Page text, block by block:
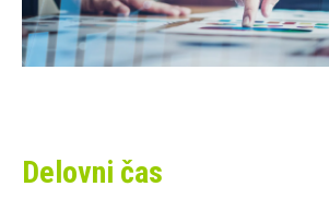
Delovni čas